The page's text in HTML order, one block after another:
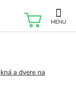
a dvere na